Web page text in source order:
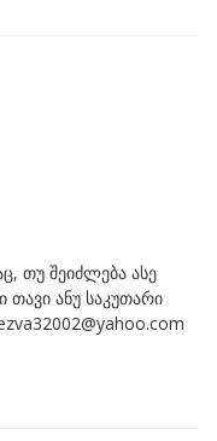
თუ შეიძლება ასე
თავი ანუ საკუთარი